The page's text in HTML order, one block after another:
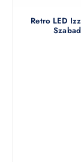
Retro LED